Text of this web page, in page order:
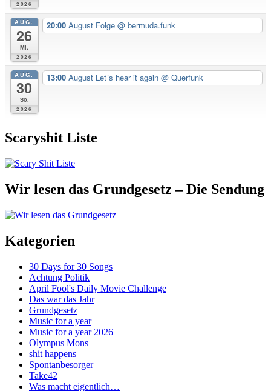
2026
AUG.
26
Mi.
2026
20:00 August Folge @ bermuda.funk
AUG.
30
So.
2026
13:00 August Let´s hear it again @ Querfunk
Scaryshit Liste
Wir lesen das Grundgesetz – Die Sendung
Kategorien
30 Days for 30 Songs
Achtung Politik
April Fool's Daily Movie Challenge
Das war das Jahr
Grundgesetz
Music for a year
Music for a year 2026
Olympus Mons
shit happens
Spontanbesorger
Take42
Was macht eigentlich…